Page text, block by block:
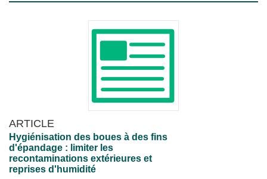
ARTICLE
Hygiénisation des boues à des fins
d'épandage : limiter les
recontaminations extérieures et
reprises d'humidité